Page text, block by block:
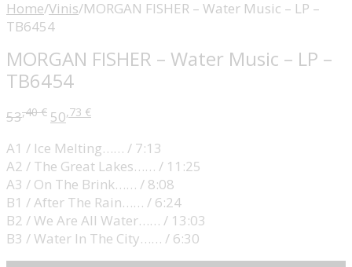
Home/Vinis/MORGAN FISHER – Water Music – LP –
TB6454
MORGAN FISHER – Water Music – LP –
TB6454
53,40€ 50,73 €
A1 / Ice Melting…… / 7:13
A2 / The Great Lakes…… / 11:25
A3 / On The Brink…… / 8:08
B1 / After The Rain…… / 6:24
B2 / We Are All Water…… / 13:03
B3 / Water In The City…… / 6:30